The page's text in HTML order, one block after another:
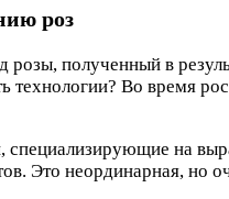
роз
розы, полученный в
Во время
специализирующие на
Это неординарная, но